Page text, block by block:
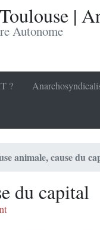
|
Autonome
?
animale, cause du
du capital